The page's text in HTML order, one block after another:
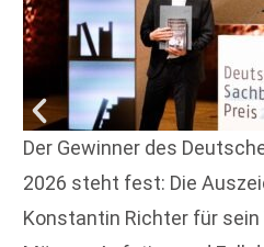
Der Gewinner des
2026 steht fest: Die
Konstantin Richter für sein